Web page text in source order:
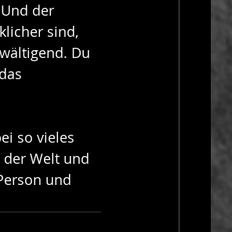
der
sind,
Du
so vieles
Welt und
und